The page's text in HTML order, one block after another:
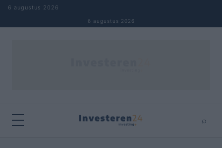
Naar inhoud springen
6 augustus 2026
6 augustus 2026
⌕